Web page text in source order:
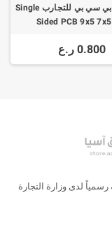
4× صفائح بي سي بي للتجارب Single
Sided PCB 9x5
0.800 ر.ع
لدى وزارة التجارة